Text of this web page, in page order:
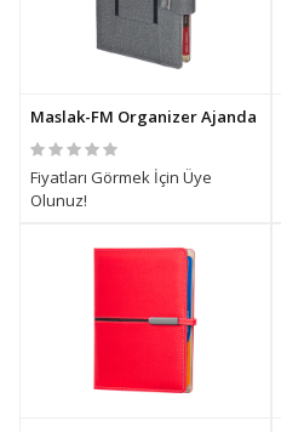
Maslak-FM Organizer Ajanda
Fiyatları Görmek İçin Üye
Olunuz!